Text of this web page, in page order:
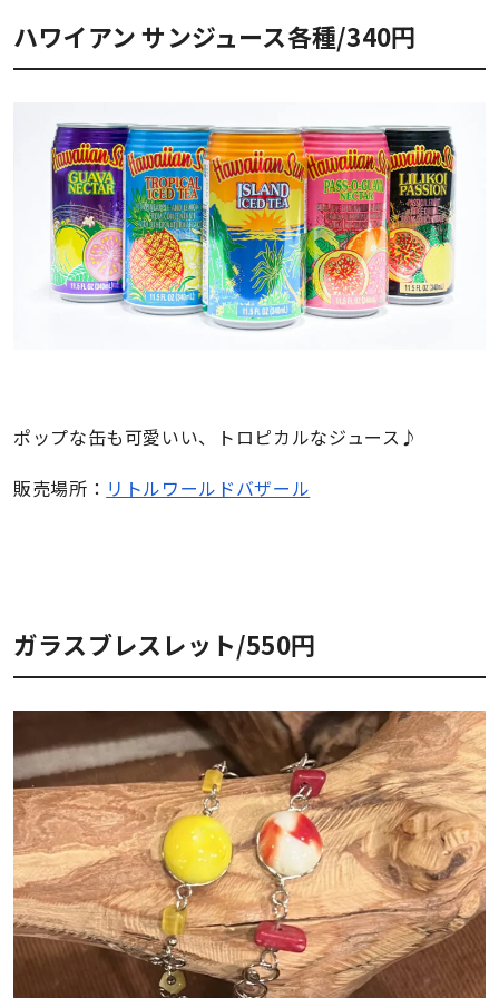
報道関係者･撮影希望者の方へ
プライバシーポリシー
ハワイアン サンジュース各種/340円
ポップな缶も可愛いい、トロピカルなジュース♪
販売場所： リトルワールドバザール
ガラスブレスレット/550円